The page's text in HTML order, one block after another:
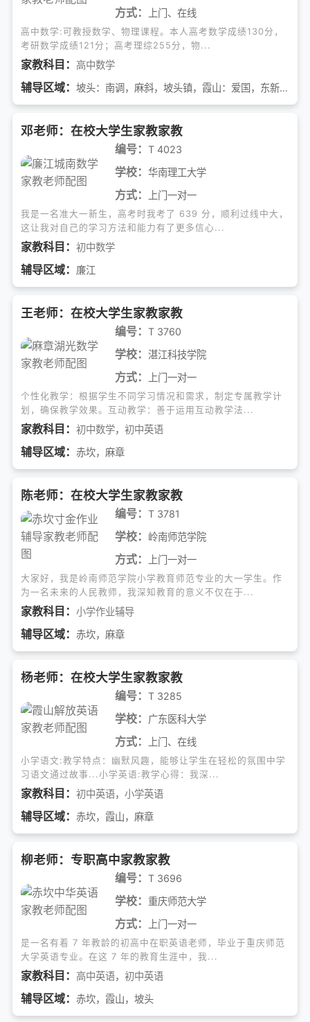
方式： 上门、在线
高中数学:可教授数学、物理课程。本人高考数学成绩130分，
考研数学成绩121分；高考理综255分，物...
家教科目： 高中数学
辅导区域： 坡头：南调，麻斜，坡头镇，霞山：爱国，东新，海滨
邓老师：在校大学生家教家教
编号： T 4023
学校： 华南理工大学
方式： 上门一对一
我是一名准大一新生，高考时我考了 639 分，顺利过线中大，
这让我对自己的学习方法和能力有了更多信心...
家教科目： 初中数学
辅导区域： 廉江
王老师：在校大学生家教家教
编号： T 3760
学校： 湛江科技学院
方式： 上门一对一
个性化教学：根据学生不同学习情况和需求，制定专属教学计
划，确保教学效果。互动教学：善于运用互动教学法...
家教科目： 初中数学， 初中英语
辅导区域： 赤坎，麻章
陈老师：在校大学生家教家教
编号： T 3781
学校： 岭南师范学院
方式： 上门一对一
大家好，我是岭南师范学院小学教育师范专业的大一学生。作
为一名未来的人民教师，我深知教育的意义不仅在于...
家教科目： 小学作业辅导
辅导区域： 赤坎，麻章
杨老师：在校大学生家教家教
编号： T 3285
学校： 广东医科大学
方式： 上门、在线
小学语文:教学特点：幽默风趣，能够让学生在轻松的氛围中学
习语文通过故事...小学英语:教学心得：我深...
家教科目： 初中英语， 小学英语
辅导区域： 赤坎，霞山，麻章
柳老师：专职高中家教家教
编号： T 3696
学校： 重庆师范大学
方式： 上门一对一
是一名有着 7 年教龄的初高中在职英语老师，毕业于重庆师范
大学英语专业。在这 7 年的教育生涯中，我...
家教科目： 高中英语， 初中英语
辅导区域： 赤坎，霞山，坡头